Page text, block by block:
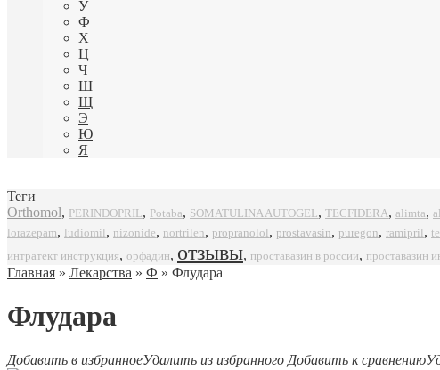
У
Ф
Х
Ц
Ч
Ш
Щ
Э
Ю
Я
Теги
Orthomol, PERINDOPRIL, Potaba, SOMATULINA AUTOGEL, TECFIDERA, alimta,
lorazepam, ludiomil , nizonide, nortrilen, propranolol, prostavasin, puregon, ramipril,
интратект инструкция, орфадин, отзывы, проставазин в россии, проставазин
Главная » Лекарства » Ф » Флудара
Флудара
Добавить в избранноеУдалить из избранного Добавить к сравнению